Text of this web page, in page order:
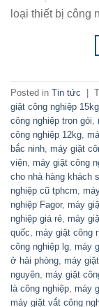
loại thiết bị công
Posted in Tin tức
giặt công nghiệp 15kg
công nghiệp trọn gói,
công nghiệp 12kg,
bắc ninh, máy giặt
viện, máy giặt công
cho nhà hàng khách
nghiệp cũ tphcm,
nghiệp Fagor, máy
nghiệp giá rẻ, máy
quốc, máy giặt công
công nghiệp lg, máy
ở hải phòng, máy
nguyên, máy giặt
là công nghiệp, máy
máy giặt vắt công